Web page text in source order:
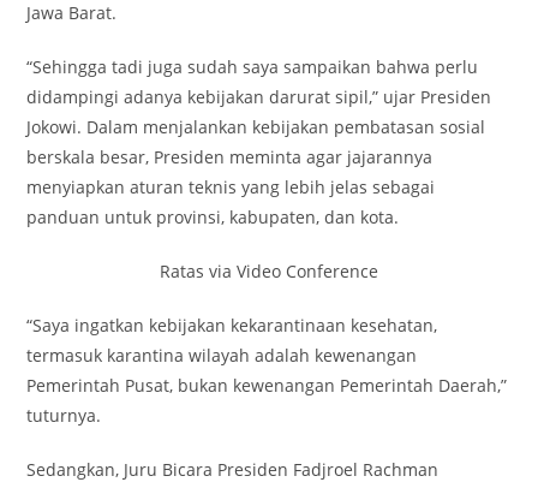
Jawa Barat.
“Sehingga tadi juga sudah saya sampaikan bahwa perlu
didampingi adanya kebijakan darurat sipil,” ujar Presiden
Jokowi. Dalam menjalankan kebijakan pembatasan sosial
berskala besar, Presiden meminta agar jajarannya
menyiapkan aturan teknis yang lebih jelas sebagai
panduan untuk provinsi, kabupaten, dan kota.
Ratas via Video Conference
“Saya ingatkan kebijakan kekarantinaan kesehatan,
termasuk karantina wilayah adalah kewenangan
Pemerintah Pusat, bukan kewenangan Pemerintah Daerah,”
tuturnya.
Sedangkan, Juru Bicara Presiden Fadjroel Rachman